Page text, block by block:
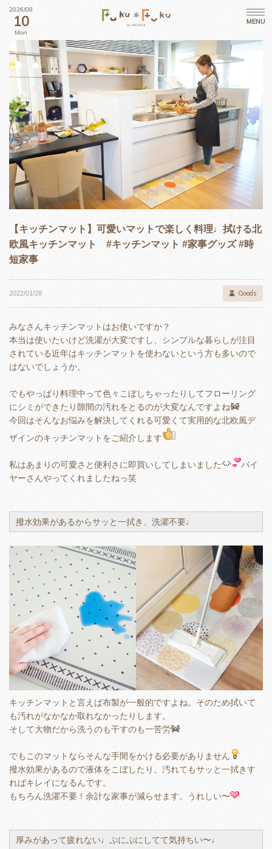
2026/08
10
Mon
【キッチンマット】可愛いマットで楽しく料理♩拭ける北
欧風キッチンマット #キッチンマット #家事グッズ #時
短家事
Goods
2022/01/28
みなさんキッチンマットはお使いですか？
本当は使いたいけど洗濯が大変ですし、シンプルな暮らしが注目
されている近年はキッチンマットを使わないという方も多いので
はないでしょうか。
でもやっぱり料理中って色々こぼしちゃったりしてフローリング
にシミができたり隙間の汚れをとるのが大変なんですよね
今回はそんなお悩みを解決してくれる可愛くて実用的な北欧風デ
ザインのキッチンマットをご紹介します
私はあまりの可愛さと便利さに即買いしてしまいました
バイ
ヤーさんやってくれましたねっ笑
撥水効果があるからサッと一拭き、洗濯不要♩
キッチンマットと言えば布製が一般的ですよね。そのため拭いて
も汚れがなかなか取れなかったりします。
そして大物だから洗うのも干すのも一苦労
でもこのマットならそんな手間をかける必要がありません
撥水効果があるので液体をこぼしたり、汚れてもサッと一拭きす
ればキレイになるんです。
もちろん洗濯不要！余計な家事が減らせます。うれしい〜
厚みがあって疲れない♩ぷにぷにしてて気持ちい〜♩
MENU